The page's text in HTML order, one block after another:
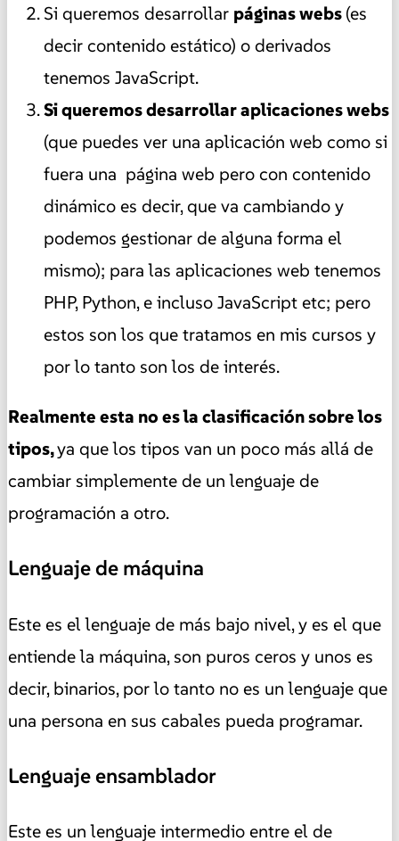
Si queremos desarrollar páginas webs(es
decir contenido estático) o derivados
tenemos JavaScript.
Si queremos desarrollar aplicaciones webs
(que puedes ver una aplicación web como si
fuera una página web pero con contenido
dinámico es decir, que va cambiando y
podemos gestionar de alguna forma el
mismo); para las aplicaciones web tenemos
PHP, Python, e incluso JavaScript etc; pero
estos son los que tratamos en mis cursos y
por lo tanto son los de interés.
Realmente esta no es la clasificación sobre los
tipos,ya que los tipos van un poco más allá de
cambiar simplemente de un lenguaje de
programación a otro.
Lenguaje de máquina
Este es el lenguaje de más bajo nivel, y es el que
entiende la máquina, son puros ceros y unos es
decir, binarios, por lo tanto no es un lenguaje que
una persona en sus cabales pueda programar.
Lenguaje ensamblador
Este es un lenguaje intermedio entre el de